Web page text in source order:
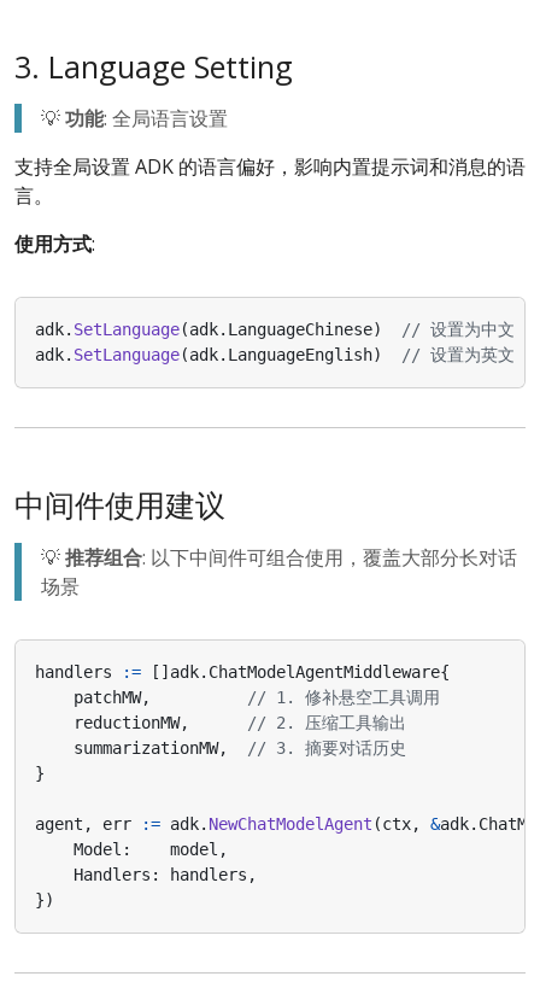
3. Language Setting
💡功能: 全局语言设置
支持全局设置 ADK 的语言偏好，影响内置提示词和消息的语
言。
使用方式:
adk. SetLanguage(adk. LanguageChinese)
// 设置为中文
adk. SetLanguage(adk. LanguageEnglish) // 设置为英文（
中间件使用建议
💡推荐组合: 以下中间件可组合使用，覆盖大部分长对话
场景
handlers := []adk. ChatModelAgentMiddleware{
patchMW,
// 1. 修补悬空工具调用
reductionMW,
// 2. 压缩工具输出
summarizationMW,
// 3. 摘要对话历史
}
agent , err := adk. NewChatModelAgent (ctx, &adk.
Model : model ,
Handlers : handlers ,
})